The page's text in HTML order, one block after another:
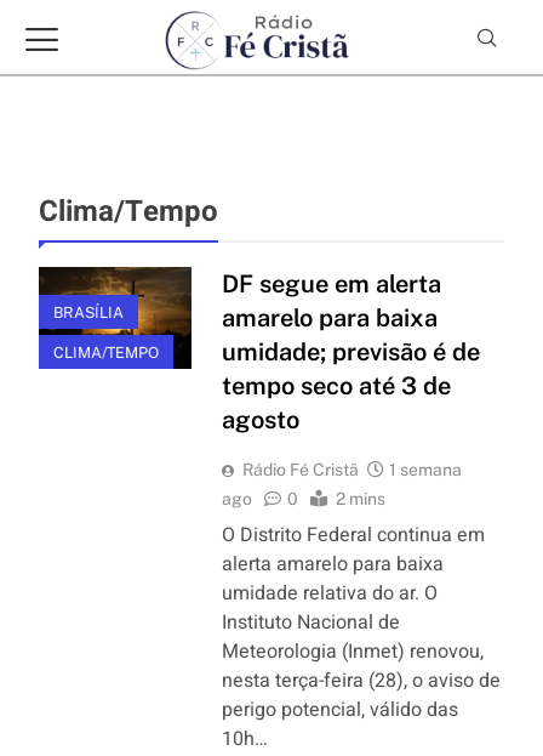
Clima/Tempo
BRASÍLIA
CLIMA/TEMPO
DF segue em alerta
amarelo para baixa
umidade; previsão é de
tempo seco até 3 de
agosto
Rádio Fé Cristã
1 semana
ago
0 2 mins
O Distrito Federal continua em
alerta amarelo para baixa
umidade relativa do ar. O
Instituto Nacional de
Meteorologia (Inmet) renovou,
nesta terça-feira (28), o aviso de
perigo potencial, válido das
10h…